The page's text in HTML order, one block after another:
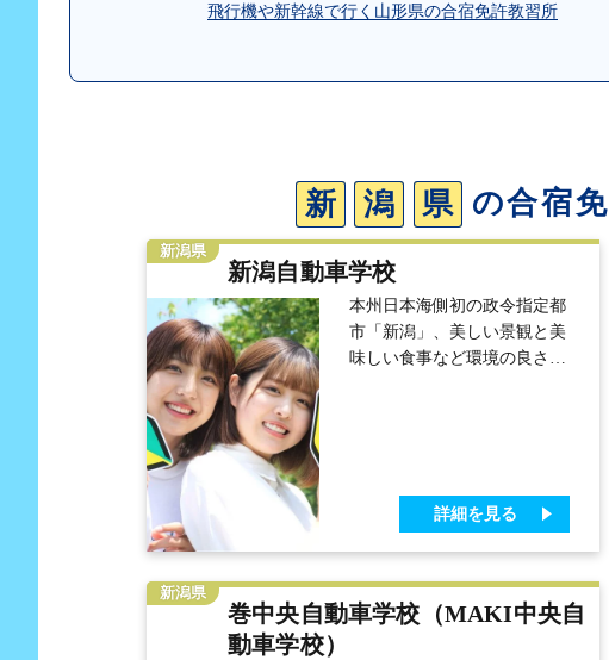
飛行機や新幹線で行く山形県の合宿免許教習所
新 潟 県 の合宿
新潟県
新潟自動車学校
本州日本海側初の政令指定都
市「新潟」、美しい景観と美
味しい食事など環境の良さが
ます。すべての宿泊ホテルは
できるので、生活環境は抜群
です。
詳細を見る
新潟県
巻中央自動車学校（MAKI中央自
動車学校）